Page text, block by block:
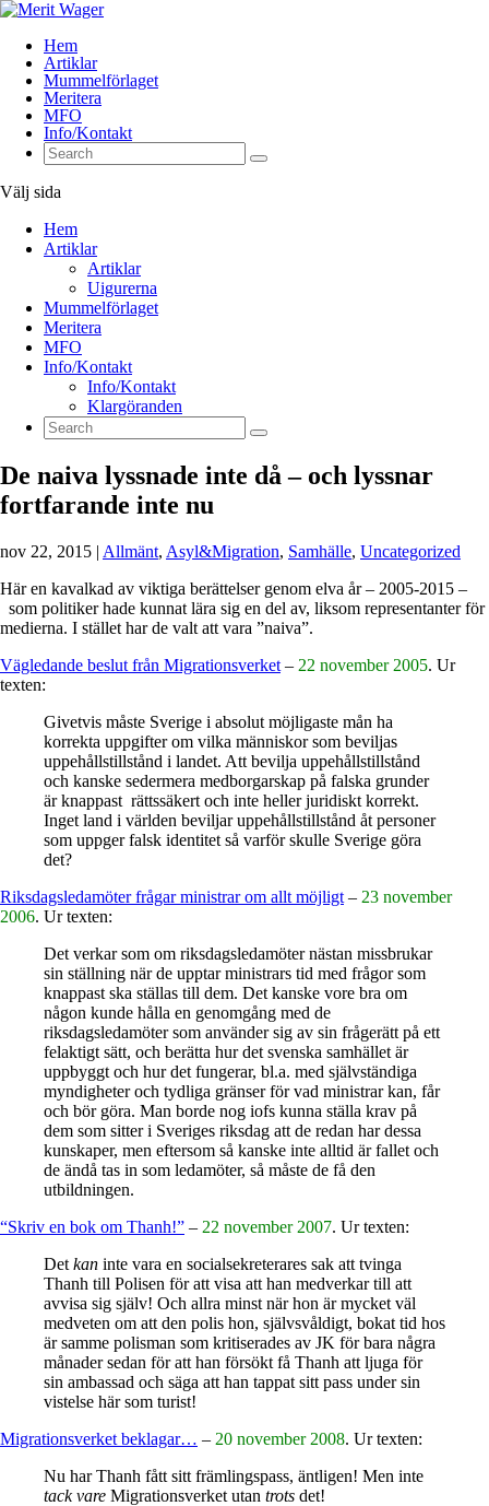
Hem
Artiklar
Mummelförlaget
Meritera
MFO
Info/Kontakt
Välj sida
Hem
Artiklar
Artiklar
Uigurerna
Mummelförlaget
Meritera
MFO
Info/Kontakt
Info/Kontakt
Klargöranden
De naiva lyssnade inte då – och lyssnar
fortfarande inte nu
nov 22, 2015 | Allmänt, Asyl&Migration, Samhälle, Uncategorized
Här en kavalkad av viktiga berättelser genom elva år – 2005-2015 –
som politiker hade kunnat lära sig en del av, liksom representanter för
medierna. I stället har de valt att vara ”naiva”.
Vägledande beslut från Migrationsverket – 22 november 2005. Ur
texten:
Givetvis måste Sverige i absolut möjligaste mån ha
korrekta uppgifter om vilka människor som beviljas
uppehållstillstånd i landet. Att bevilja uppehållstillstånd
och kanske sedermera medborgarskap på falska grunder
är knappast rättssäkert och inte heller juridiskt korrekt.
Inget land i världen beviljar uppehållstillstånd åt personer
som uppger falsk identitet så varför skulle Sverige göra
det?
Riksdagsledamöter frågar ministrar om allt möjligt – 23 november
2006. Ur texten:
Det verkar som om riksdagsledamöter nästan missbrukar
sin ställning när de upptar ministrars tid med frågor som
knappast ska ställas till dem. Det kanske vore bra om
någon kunde hålla en genomgång med de
riksdagsledamöter som använder sig av sin frågerätt på ett
felaktigt sätt, och berätta hur det svenska samhället är
uppbyggt och hur det fungerar, bl.a. med självständiga
myndigheter och tydliga gränser för vad ministrar kan, får
och bör göra. Man borde nog iofs kunna ställa krav på
dem som sitter i Sveriges riksdag att de redan har dessa
kunskaper, men eftersom så kanske inte alltid är fallet och
de ändå tas in som ledamöter, så måste de få den
utbildningen.
“Skriv en bok om Thanh!” – 22 november 2007. Ur texten:
Det kan inte vara en socialsekreterares sak att tvinga
Thanh till Polisen för att visa att han medverkar till att
avvisa sig själv! Och allra minst när hon är mycket väl
medveten om att den polis hon, självsvåldigt, bokat tid hos
är samme polisman som kritiserades av JK för bara några
månader sedan för att han försökt få Thanh att ljuga för
sin ambassad och säga att han tappat sitt pass under sin
vistelse här som turist!
Migrationsverket beklagar… – 20 november 2008. Ur texten:
Nu har Thanh fått sitt främlingspass, äntligen! Men inte
tack vare Migrationsverket utan trots det!